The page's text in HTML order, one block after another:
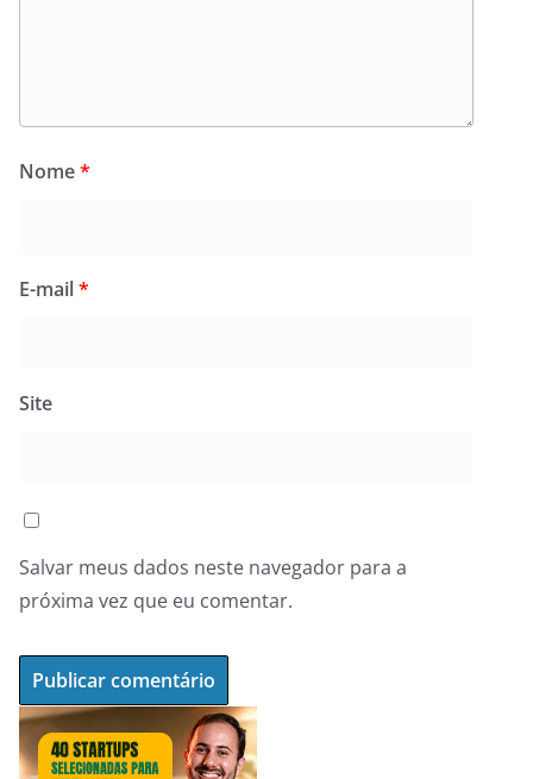
Nome*
E-mail*
Site
Salvar meus dados neste navegador para a
próxima vez que eu comentar.